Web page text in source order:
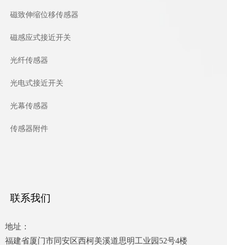
磁致伸缩位移传感器
磁感应式接近开关
光纤传感器
光电式接近开关
光幕传感器
传感器附件
地址：
福建省厦门市同安区西柯美溪道思明工业园52号4楼
联系我们